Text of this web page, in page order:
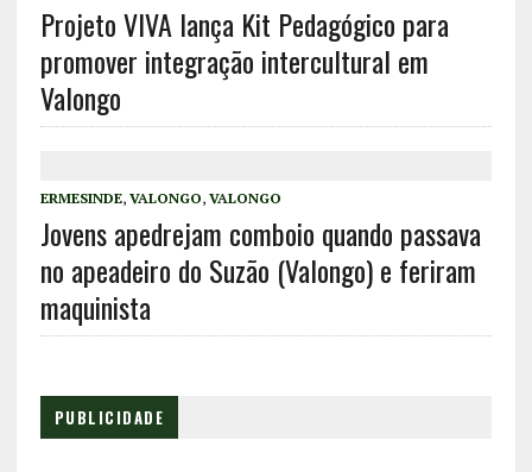
Projeto VIVA lança Kit Pedagógico para
promover integração intercultural em
Valongo
ERMESINDE, VALONGO, VALONGO
Jovens apedrejam comboio quando passava
no apeadeiro do Suzão (Valongo) e feriram
maquinista
PUBLICIDADE